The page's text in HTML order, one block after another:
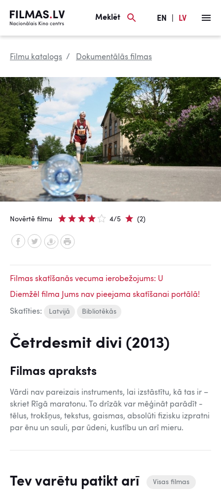
Meklēt EN LV
Filmu katalogs Dokumentālās filmas
Novērtē filmu 4/5 (2)
Filmas skatīšanās vecuma ierobežojums: U
Diemžēl filma Jums nav pieejama skatīšanai portālā!
Skatīties: Latvijā Bibliotēkās
Četrdesmit divi (2013)
Filmas apraksts
Vārdi nav pareizais instruments, lai izstāstītu, kā tas ir –
skriet Rīgā maratonu. To drīzāk var mēģināt parādīt -
tēlus, trokšņus, tekstus, gaismas, absolūti fizisku izpratni
par ēnu un sauli, par ūdeni, kustību un arī mieru.
Tev varētu patikt arī Visas filmas